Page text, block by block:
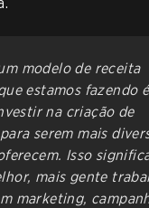
modelo de receita
estamos fazendo
na criação de
serem mais
Isso
mais gente
marketing,